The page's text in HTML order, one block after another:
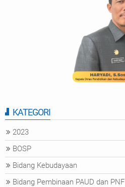
KATEGORI
2023
BOSP
Bidang Kebudayaan
Bidang Pembinaan PAUD dan PNF